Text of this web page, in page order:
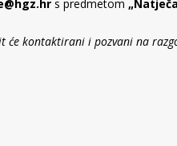
s predmetom
će kontaktirani i pozvani na